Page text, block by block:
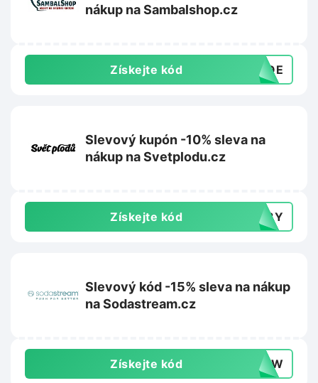
nákup na Sambalshop.cz
Získejte kód ANQE
Slevový kupón -10% sleva na
nákup na Svetplodu.cz
Získejte kód 148Y
Slevový kód -15% sleva na nákup
na Sodastream.cz
Získejte kód 0DYW